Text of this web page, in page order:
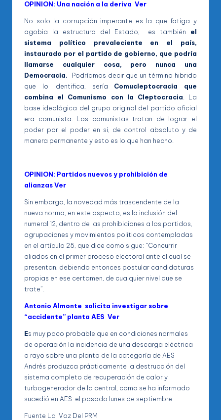
OPINION: Una nación a la deriva Ver
No solo la corrupción imperante es la que fatiga y
agobia la estructura del Estado; es también el
sistema político prevaleciente en el país,
instaurado por el partido de gobierno, que podría
llamarse cualquier cosa, pero nunca una
Democracia. Podríamos decir que un término hibrido
que lo identifica, sería Comucleptocracia que
combina el Comunismo con la Cleptocracia . La
base ideológica del grupo original del partido oficial
era comunista. Los comunistas tratan de lograr el
poder por el poder en sí, de control absoluto y de
manera permanente y esto es lo que han hecho.
OPINION: Partidos nuevos y prohibición de
alianzas Ver
Sin embargo, la novedad más trascendente de la
nueva norma, en este aspecto, es la inclusión del
numeral 12, dentro de las prohibiciones a los partidos,
agrupaciones y movimientos políticos contempladas
en el artículo 25, que dice como sigue: “Concurrir
aliados en el primer proceso electoral ante el cual se
presentan, debiendo entonces postular candidaturas
propias en ese certamen, de cualquier nivel que se
trate”.
Antonio Almonte solicita investigar sobre
“accidente” planta AES Ver
Es muy poco probable que en condiciones normales
de operación la incidencia de una descarga eléctrica
o rayo sobre una planta de la categoría de AES
Andrés produzca prácticamente la destrucción del
sistema completo de recuperación de calor y
turbogenerador de la central, como se ha informado
sucedió en AES el pasado lunes de septiembre
Fuente La Voz Del PRM